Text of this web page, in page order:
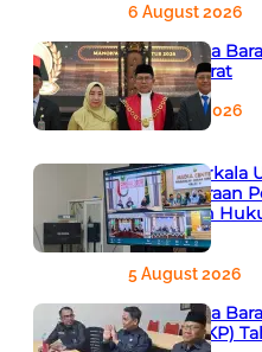
6 August 2026
PTA Papua
Papua Barat
6 August 2026
Rapat Berkala
Kepaniteraan
Sewilayah
Agustus
5 August 2026
PTA Papua
Publik (FKP)